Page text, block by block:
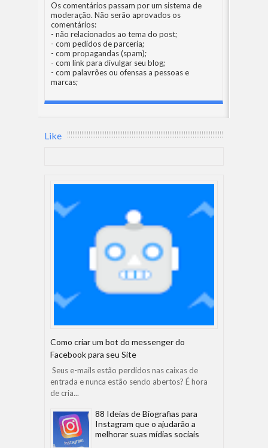
Os comentários passam por um sistema de
moderação. Não serão aprovados os
comentários:
- não relacionados ao tema do post;
- com pedidos de parceria;
- com propagandas (spam);
- com link para divulgar seu blog;
- com palavrões ou ofensas a pessoas e
marcas;
Like
Como criar um bot do messenger do
Facebook para seu Site
Seus e-mails estão perdidos nas caixas de
entrada e nunca estão sendo abertos? É hora
de cria...
88 Ideias de Biografias para
Instagram que o ajudarão a
melhorar suas mídias sociais